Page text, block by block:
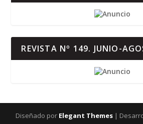
REVISTA Nº 149. JUNIO-
Diseñado por Elegant Themes|